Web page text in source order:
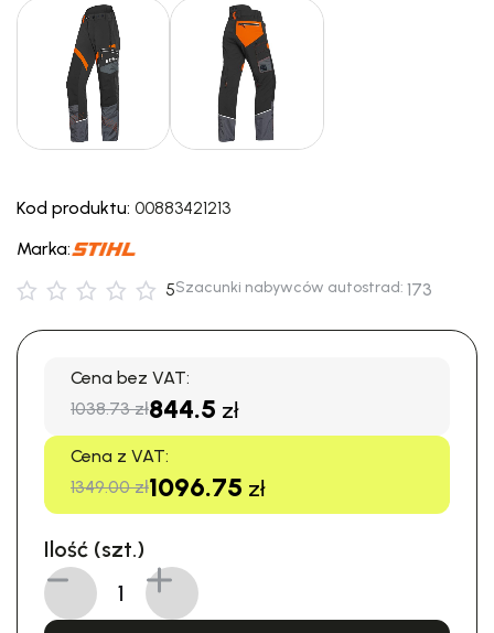
Kod produktu: 00883421213
Marka:
5Szacunki nabywców autostrad: 173
Cena bez VAT:
1038.73 zł844.5 zł
Cena z VAT:
1349.00 zł1096.75 zł
Ilość (szt.)